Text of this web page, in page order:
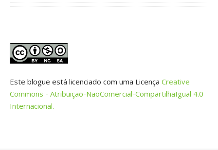
Este blogue está licenciado com uma Licença Creative
Commons - Atribuição-NãoComercial-CompartilhaIgual 4.0
Internacional.